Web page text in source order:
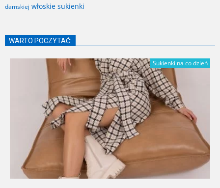
damskiej włoskie sukienki
WARTO POCZYTAĆ:
Sukienki na co dzień